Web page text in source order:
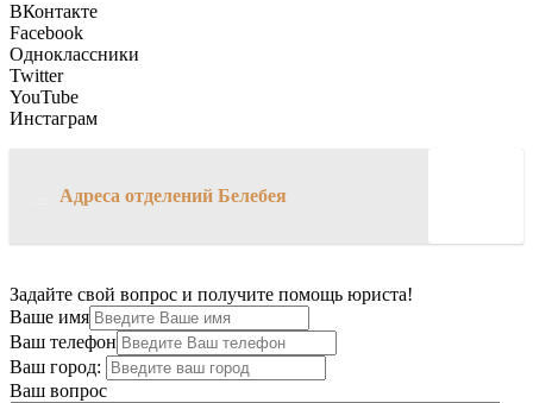
ВКонтакте
Facebook
Одноклассники
Twitter
YouTube
Инстаграм
Адреса отделений Белебея
Задайте свой вопрос и получите помощь юриста!
Ваше имя
Ваш телефон
Ваш город:
Ваш вопрос